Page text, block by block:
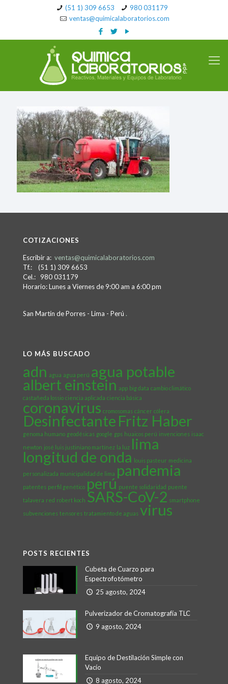
(51 1) 309 6653
980 031179
ventas@quimicalaboratorios.com
COTIZACIONES
Escribir a: ventas@quimicalaboratorios.com
Tf.: (51 1) 309 6653
Cel.: 980 031179
Horario: Lunes a Viernes de 9:00 am a 6:00 pm
San Martín de Porres - Lima - Perú .
LO MÁS BUSCADO
adn agua agua perú agua potable
albert einstein app big data cambio climático
castañeda lossio ciencia aplicada ciencia básica
coronavirus cromosomas cáncer cólera
Desinfectante Fritz Haber
genoma humano geodésicas google gps huaicos perú invenciones isaac
newton josé luis justiniano martínez la luz lima
longitud de onda louis pasteur medicina
personalizada municipalidad de lima pandemia
patentes perfil genético perú puente solidaridad puente
talavera red robert koch SARS-CoV-2 smartphone
subvenciones tensores tratamiento de aguas virus
POSTS RECIENTES
Cubeta de Cuarzo para
Espectrofotómetro
25 agosto, 2024
Pulverizador de Cromatografía TLC
9 agosto, 2024
Equipo de Destilación Simple con
Vacío
8 agosto, 2024